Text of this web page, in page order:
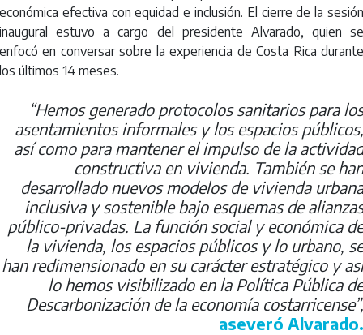
económica efectiva con equidad e inclusión. El cierre de la sesión
inaugural estuvo a cargo del presidente Alvarado, quien se
enfocó en conversar sobre la experiencia de Costa Rica durante
los últimos 14 meses.
“Hemos generado protocolos sanitarios para los
asentamientos informales y los espacios públicos,
así como para mantener el impulso de la actividad
constructiva en vivienda. También se han
desarrollado nuevos modelos de vivienda urbana
inclusiva y sostenible bajo esquemas de alianzas
público-privadas. La función social y económica de
la vivienda, los espacios públicos y lo urbano, se
han redimensionado en su carácter estratégico y así
lo hemos visibilizado en la Política Pública de
Descarbonización de la economía costarricense”,
aseveró Alvarado.